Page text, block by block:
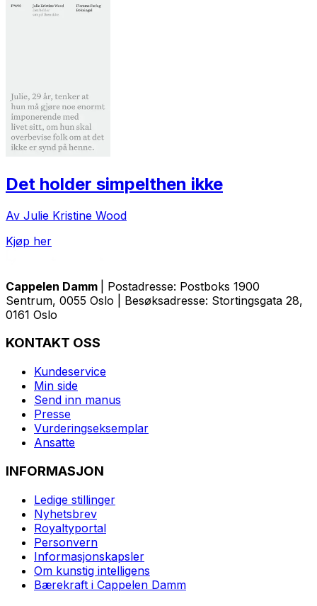
Det holder simpelthen ikke
Av Julie Kristine Wood
Kjøp her
Cappelen Damm
| Postadresse: Postboks 1900
Sentrum, 0055 Oslo | Besøksadresse: Stortingsgata 28,
0161 Oslo
KONTAKT OSS
Kundeservice
Min side
Send inn manus
Presse
Vurderingseksemplar
Ansatte
INFORMASJON
Ledige stillinger
Nyhetsbrev
Royaltyportal
Personvern
Informasjonskapsler
Om kunstig intelligens
Bærekraft i Cappelen Damm